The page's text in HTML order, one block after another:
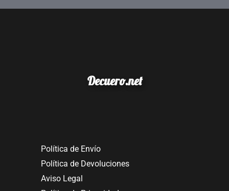
Decuero.net
Política de Envío
Política de Devoluciones
Aviso Legal